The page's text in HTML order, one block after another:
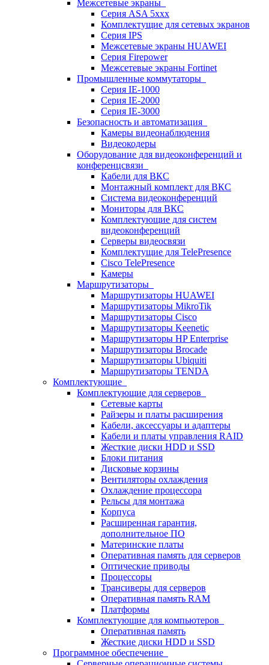
Межсетевые экраны
Серия ASA 5xxx
Комплектущие для сетевых экранов
Серия IPS
Межсетевые экраны HUAWEI
Серия Firepower
Межсетевые экраны Fortinet
Промышленные коммутаторы
Серия IE-1000
Серия IE-2000
Серия IE-3000
Безопасность и автоматизация
Камеры видеонаблюдения
Видеокодеры
Оборудование для видеоконференций и
конференцсвязи
Кабели для ВКС
Монтажный комплект для ВКС
Система видеоконференций
Мониторы для ВКС
Комплектующие для систем
видеоконференций
Серверы видеосвязи
Комплектущие для TelePresence
Cisco TelePresence
Камеры
Маршрутизаторы
Маршрутизаторы HUAWEI
Маршрутизаторы MikroTik
Маршрутизаторы Cisco
Маршрутизаторы Keenetic
Маршрутизаторы HP Enterprise
Маршрутизаторы Brocade
Маршрутизаторы Ubiquiti
Маршрутизаторы TENDA
Комплектующие
Комплектующие для серверов
Сетевые карты
Райзеры и платы расширения
Кабели, аксессуары и адаптеры
Кабели и платы управления RAID
Жесткие диски HDD и SSD
Блоки питания
Дисковые корзины
Вентиляторы охлаждения
Охлаждение процессора
Рельсы для монтажа
Корпуса
Расширенная гарантия,
дополнительное ПО
Материнские платы
Оперативная память для серверов
Оптические приводы
Процессоры
Трансиверы для серверов
Оперативная память RAM
Платформы
Комплектующие для компьютеров
Оперативная память
Жесткие диски HDD и SSD
Программное обеспечение